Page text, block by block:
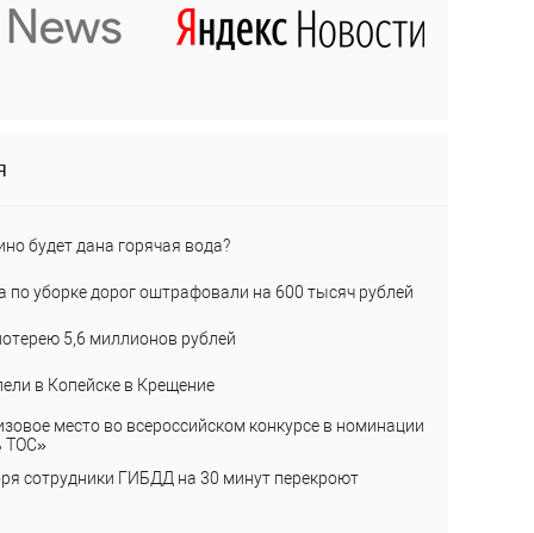
будет дана горячая вода?
по уборке дорог оштрафовали на 600 тысяч рублей
5,6 миллионов рублей
в Копейске в Крещение
место во всероссийском конкурсе в номинации
ТОС»
сотрудники ГИБДД на 30 минут перекроют